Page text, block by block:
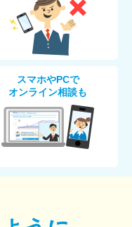
スマホやPCで
オンライン相談も